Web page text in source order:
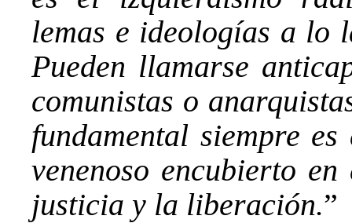
lemas e ideologías a lo
Pueden llamarse
comunistas o
fundamental siempre
venenoso encubierto
justicia y la liberación.”